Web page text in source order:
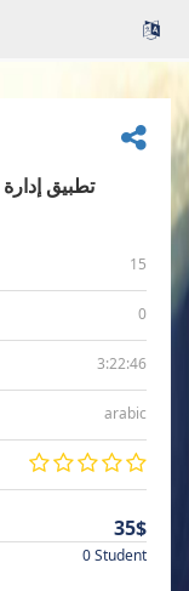
15
0
3:22:46
arabic
35$
0 Student